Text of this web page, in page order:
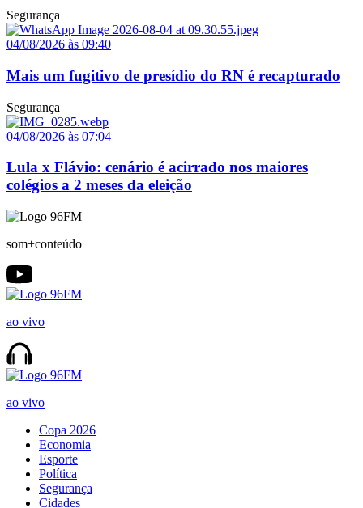
Segurança
04/08/2026 às 09:40
Mais um fugitivo de presídio do RN é recapturado
Segurança
04/08/2026 às 07:04
Lula x Flávio: cenário é acirrado nos maiores
colégios a 2 meses da eleição
som+conteúdo
ao vivo
ao vivo
Copa 2026
Economia
Esporte
Política
Segurança
Cidades